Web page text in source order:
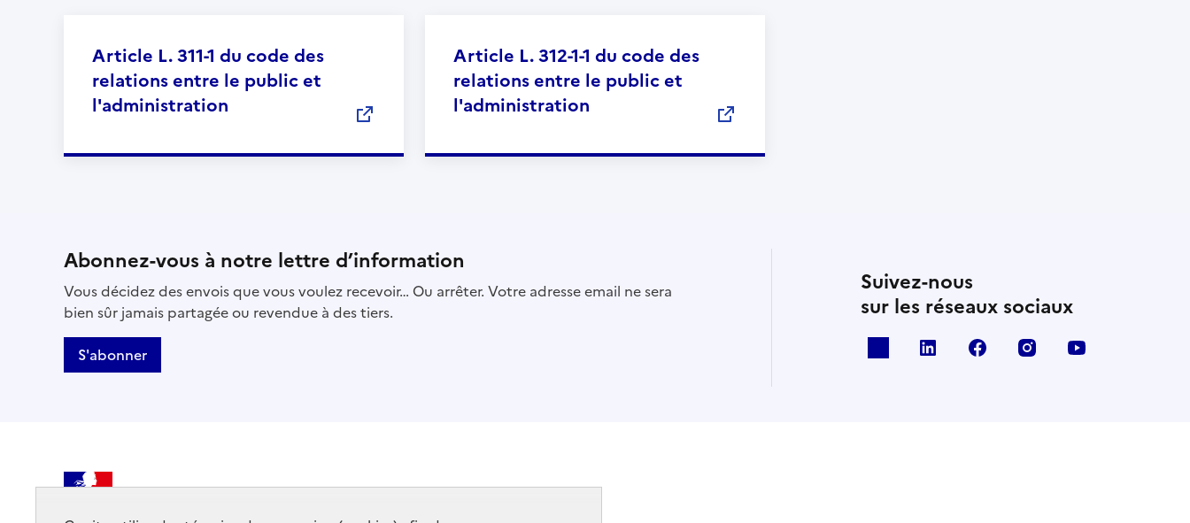
Article L. 311-1 du code des
relations entre le public et
l'administration
Article L. 312-1-1 du code des
relations entre le public et
l'administration
Abonnez-vous à notre lettre d’information
Vous décidez des envois que vous voulez recevoir… Ou arrêter. Votre adresse email ne sera
bien sûr jamais partagée ou revendue à des tiers.
S'abonner
Suivez-nous
sur les réseaux sociaux
linkedin facebook instagram